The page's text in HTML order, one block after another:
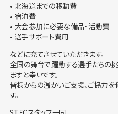
• 北海道までの移動費
• 宿泊費
• 大会参加に必要な備品・活動費
• 選手サポート費用
などに充てさせていただきます。
全国の舞台で躍動する選手たちの
ますと幸いです。
皆様からの温かいご支援、ご協力
す。
STFCスタッフ一同